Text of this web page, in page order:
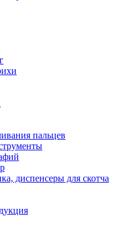
пальцев
диспенсеры для скотча